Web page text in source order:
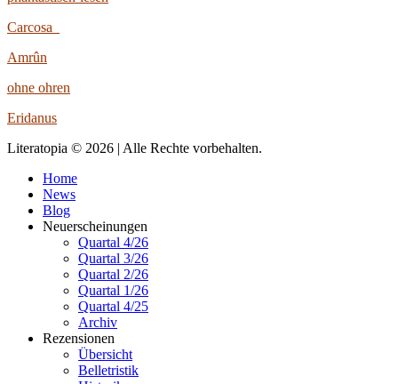
Carcosa
Amrûn
ohne ohren
Eridanus
Literatopia © 2026 | Alle Rechte vorbehalten.
Home
News
Blog
Neuerscheinungen
Quartal 4/26
Quartal 3/26
Quartal 2/26
Quartal 1/26
Quartal 4/25
Archiv
Rezensionen
Übersicht
Belletristik